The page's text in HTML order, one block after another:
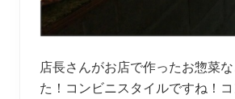
店長さんがお店で作ったお惣菜
た！コンビニスタイルですね！